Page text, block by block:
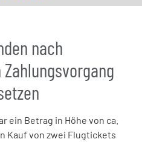
nach
ein Betrag in Höhe von ca.
Kauf von zwei Flugtickets